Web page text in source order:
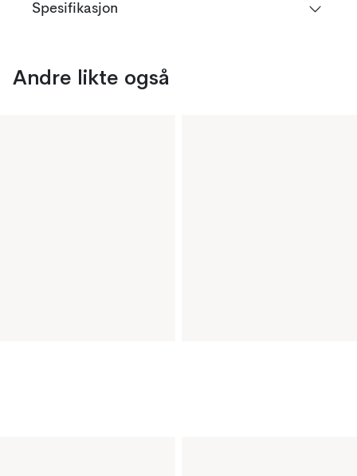
Spesifikasjon
Andre likte også